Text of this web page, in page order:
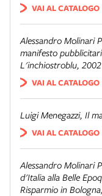
VAI AL CATALOGO
Alessandro Molinari
manifesto
L'inchiostroblu, 2002
VAI AL CATALOGO
Luigi Menegazzi, Il
VAI AL CATALOGO
Alessandro Molinari
d'Italia alla Belle
Risparmio in